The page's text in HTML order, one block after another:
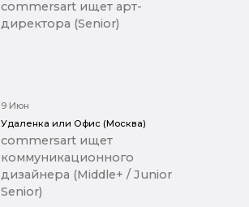
commersart ищет арт-
директора (Senior)
9 Июн
Удаленка или Офис (Москва)
commersart ищет
коммуникационного
дизайнера (Middle+ / Junior
Senior)